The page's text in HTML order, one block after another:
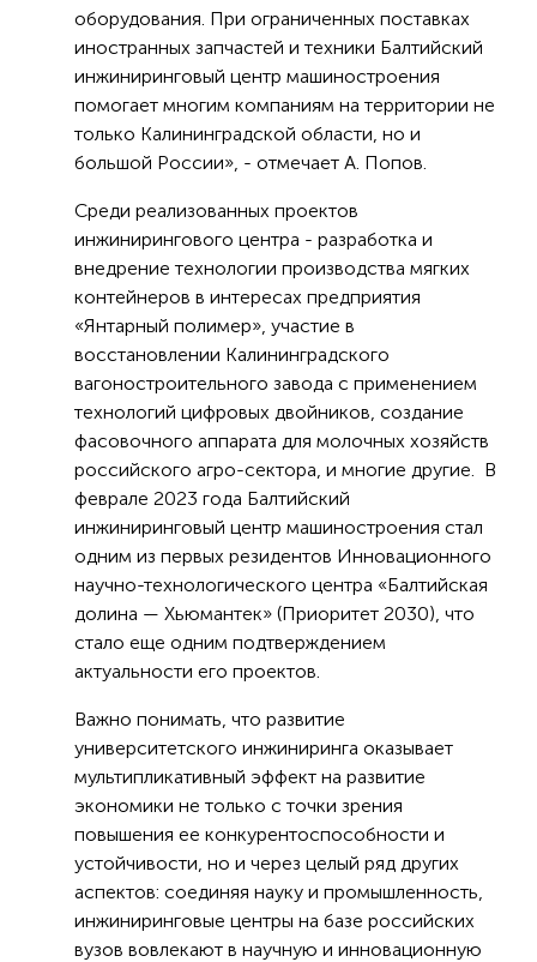
оборудования. При ограниченных поставках
иностранных запчастей и техники Балтийский
инжиниринговый центр машиностроения
помогает многим компаниям на территории не
только Калининградской области, но и
большой России», - отмечает А. Попов.
Среди реализованных проектов
инжинирингового центра - разработка и
внедрение технологии производства мягких
контейнеров в интересах предприятия
«Янтарный полимер», участие в
восстановлении Калининградского
вагоностроительного завода с применением
технологий цифровых двойников, создание
фасовочного аппарата для молочных хозяйств
российского агро-сектора, и многие другие. В
феврале 2023 года Балтийский
инжиниринговый центр машиностроения стал
одним из первых резидентов Инновационного
научно-технологического центра «Балтийская
долина — Хьюмантек» (Приоритет 2030), что
стало еще одним подтверждением
актуальности его проектов.
Важно понимать, что развитие
университетского инжиниринга оказывает
мультипликативный эффект на развитие
экономики не только с точки зрения
повышения ее конкурентоспособности и
устойчивости, но и через целый ряд других
аспектов: соединяя науку и промышленность,
инжиниринговые центры на базе российских
вузов вовлекают в научную и инновационную